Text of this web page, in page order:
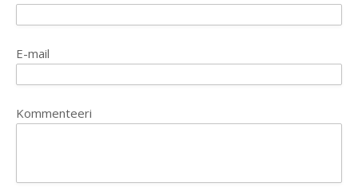
E-mail
Kommenteeri